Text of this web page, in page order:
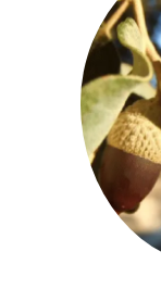
PARTICIPA
NOTÍCIES I AGENDA